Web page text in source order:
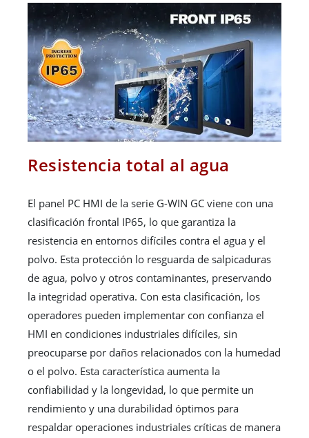
Resistencia total al agua
El panel PC HMI de la serie G-WIN GC viene con una
clasificación frontal IP65, lo que garantiza la
resistencia en entornos difíciles contra el agua y el
polvo. Esta protección lo resguarda de salpicaduras
de agua, polvo y otros contaminantes, preservando
la integridad operativa. Con esta clasificación, los
operadores pueden implementar con confianza el
HMI en condiciones industriales difíciles, sin
preocuparse por daños relacionados con la humedad
o el polvo. Esta característica aumenta la
confiabilidad y la longevidad, lo que permite un
rendimiento y una durabilidad óptimos para
respaldar operaciones industriales críticas de manera